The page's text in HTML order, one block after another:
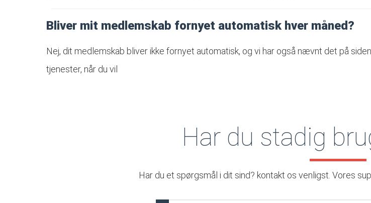
Bliver mit medlemskab fornyet automatisk hver måned?
Nej, dit medlemskab bliver ikke fornyet automatisk, og vi har også nævnt det på
tjenester, når du vil
Har du stadig
Har du et spørgsmål i dit sind? kontakt os venligst. Vores